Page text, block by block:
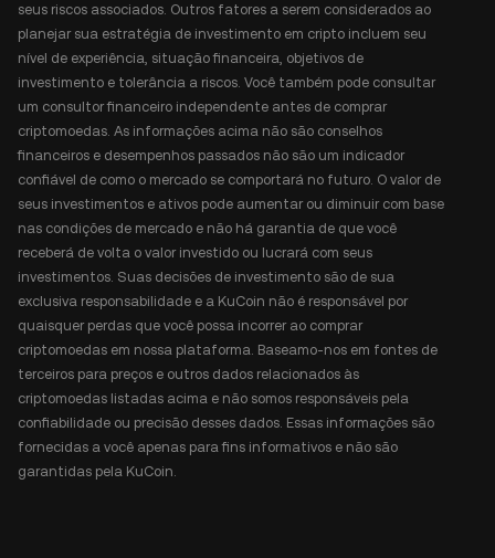
seus riscos associados. Outros fatores a serem considerados ao
planejar sua estratégia de investimento em cripto incluem seu
nível de experiência, situação financeira, objetivos de
investimento e tolerância a riscos. Você também pode consultar
um consultor financeiro independente antes de comprar
criptomoedas. As informações acima não são conselhos
financeiros e desempenhos passados não são um indicador
confiável de como o mercado se comportará no futuro. O valor de
seus investimentos e ativos pode aumentar ou diminuir com base
nas condições de mercado e não há garantia de que você
receberá de volta o valor investido ou lucrará com seus
investimentos. Suas decisões de investimento são de sua
exclusiva responsabilidade e a KuCoin não é responsável por
quaisquer perdas que você possa incorrer ao comprar
criptomoedas em nossa plataforma. Baseamo-nos em fontes de
terceiros para preços e outros dados relacionados às
criptomoedas listadas acima e não somos responsáveis pela
confiabilidade ou precisão desses dados. Essas informações são
fornecidas a você apenas para fins informativos e não são
garantidas pela KuCoin.